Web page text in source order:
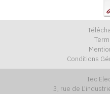
Conditions
Iec
3, rue de